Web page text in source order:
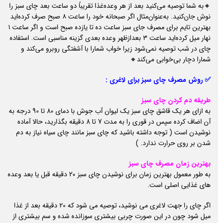
🔸به شما توصیه می‌کنید بعد از هر وعده‌غذا تقریباً دو ساعت بعد چای سبز را
نوش جان‌کنید. به‌عنوان‌مثال اگر صبحانه خود را ساعت ۸ صبح صرف کرده‌اید
بهترین تایم برای مصرف جای سبز ساعت ده تا یازده صبح است و اگر ساعت ۱
نهار میل کرده‌اید ساعت ۳ بعدازظهر وعده بعدی گزینه مناسبی است. استفاده
چای در شب توصیه نمی‌شود زیرا خواب شمارا با آشفتگی روبرو می‌کند و
شمارا دچار بی‌خوابی می‌کند🔸
✅ روش مصرف چای سبز برای لاغری :
طریقه دم کردن چای سبز
به ازای هر یک قاشق چای سبز یک لیوان آب جوش با دمای 80 تا 90 درجه به
آن اضاف کرده سپس در قوری را به مدت 7 تا 8 دقیقه بگذارید، حالا آماده
نوشیدن است ( توجه داشته باشید که چای سبز مانند چای سیاه نیاز به دم
شدن بر روی حرارت ندارد. )
بهترین زمان مصرف چای سبز
به طور معمول بهترین زمان برای نوشیدن چای سبز 20 دقیقه قبل یا بعد وعده
های غذایی اصلی است.
اگر چای را جهت لاغری می نوشید، توصیه می شود که 20 دقیقه بعد از غذا
میل شود چون در این صورت چربی بیشتری سوزانده شده و سم بیشتری از